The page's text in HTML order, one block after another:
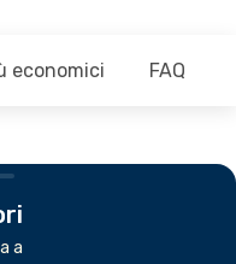
economici FAQ
a